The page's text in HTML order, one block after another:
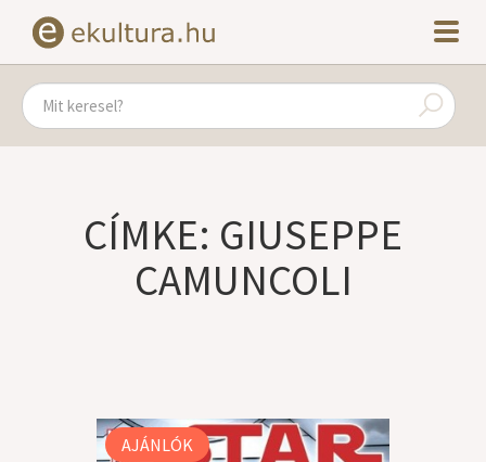
CÍMKE: GIUSEPPE
CAMUNCOLI
AJÁNLÓK